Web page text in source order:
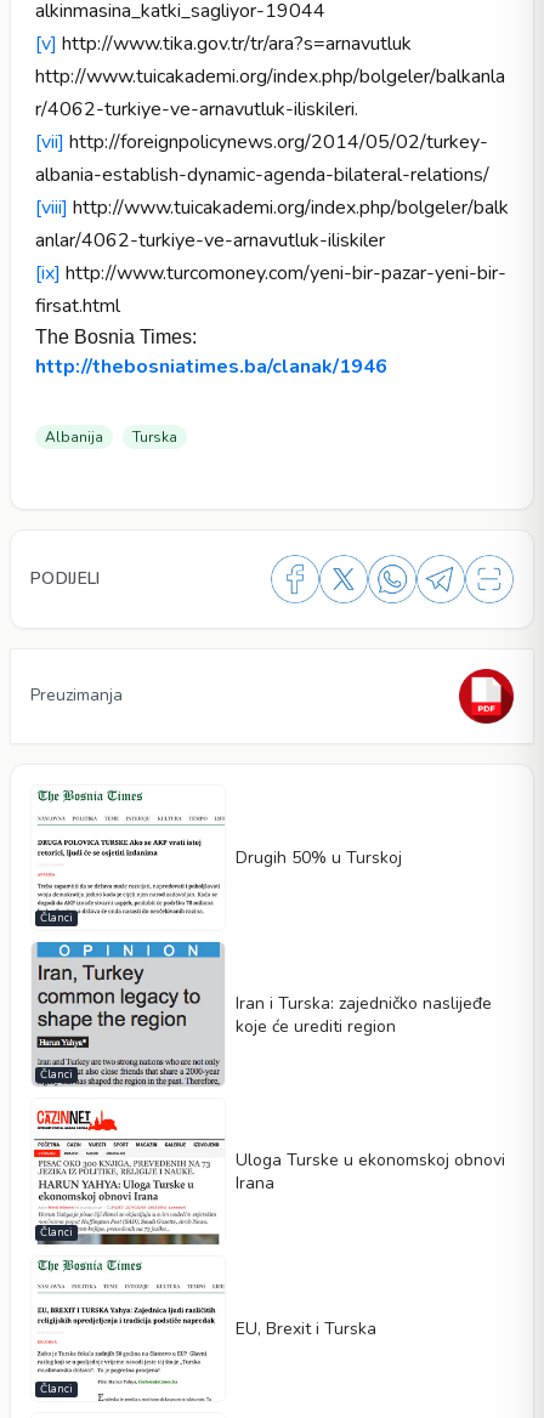
alkinmasina_katki_sagliyor-19044
[v] http://www.tika.gov.tr/tr/ara?s=arnavutluk
http://www.tuicakademi.org/index.php/bolgeler/balkanla
r/4062-turkiye-ve-arnavutluk-iliskileri.
[vii] http://foreignpolicynews.org/2014/05/02/turkey-
albania-establish-dynamic-agenda-bilateral-relations/
[viii] http://www.tuicakademi.org/index.php/bolgeler/balk
anlar/4062-turkiye-ve-arnavutluk-iliskiler
[ix] http://www.turcomoney.com/yeni-bir-pazar-yeni-bir-
firsat.html
The Bosnia Times:
http://thebosniatimes.ba/clanak/1946
Albanija Turska
PODIJELI
Preuzimanja
Članci
Drugih 50% u Turskoj
Članci
Iran i Turska: zajedničko naslijeđe
koje će urediti region
Članci
Uloga Turske u ekonomskoj obnovi
Irana
Članci
EU, Brexit i Turska